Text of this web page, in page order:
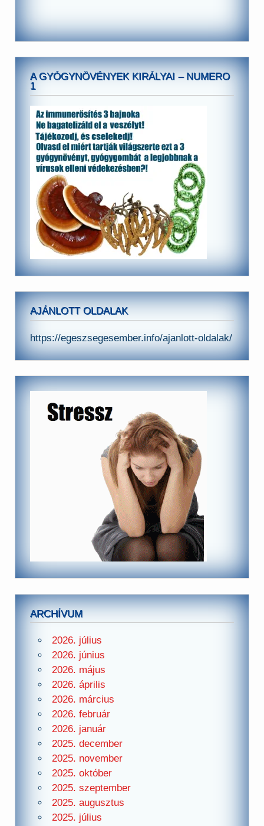
A GYÓGYNÖVÉNYEK KIRÁLYAI – NUMERO
1
AJÁNLOTT OLDALAK
https://egeszsegesember.info/ajanlott-oldalak/
ARCHÍVUM
2026. július
2026. június
2026. május
2026. április
2026. március
2026. február
2026. január
2025. december
2025. november
2025. október
2025. szeptember
2025. augusztus
2025. július